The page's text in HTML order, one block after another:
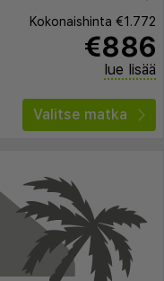
Kokonaishinta €1.772
€886
lue lisää
Valitse matka